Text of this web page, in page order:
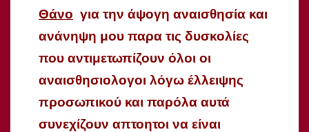
Θάνο για την άψογη αναισθησία και
ανάνηψη μου παρα τις δυσκολίες
που αντιμετωπίζουν όλοι οι
αναισθησιολογοι λόγω έλλειψης
προσωπικού και παρόλα αυτά
συνεχίζουν απτοητοι να είναι